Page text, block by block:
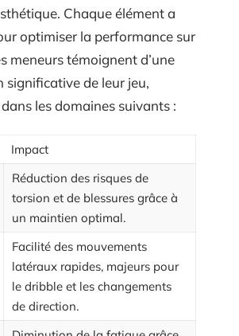
Chaque élément a
optimiser la performance sur
meneurs témoignent d’une
significative de leur jeu,
les domaines suivants :
Impact
Réduction des risques de
torsion et de blessures grâce à
un maintien optimal.
Facilité des mouvements
latéraux rapides, majeurs pour
le dribble et les changements
de direction.